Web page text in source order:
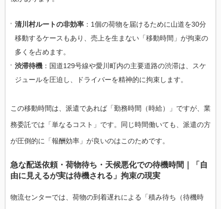
清川村ルートの非効率 ：1個の荷物を届けるために山道を30分
移動するケースもあり、売上を生まない「移動時間」が拘束の
多くを占めます。
渋滞待機 ：国道129号線や愛川町内の主要道路の渋滞は、スケ
ジュールを圧迫し、ドライバーを精神的に拘束します。
この移動時間は、派遣であれば「勤務時間（時給）」ですが、業
務委託では「単なるコスト」です。同じ時間働いても、派遣の方
が圧倒的に「報酬効率」が良いのはこのためです。
急な配送依頼・荷物待ち・天候悪化での待機時間｜「自
由に見えるが実は待機される」拘束の現実
物流センターでは、荷物の到着遅れによる「積み待ち（待機時